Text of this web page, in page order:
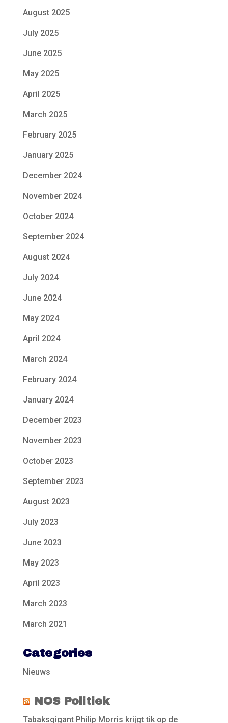
August 2025
July 2025
June 2025
May 2025
April 2025
March 2025
February 2025
January 2025
December 2024
November 2024
October 2024
September 2024
August 2024
July 2024
June 2024
May 2024
April 2024
March 2024
February 2024
January 2024
December 2023
November 2023
October 2023
September 2023
August 2023
July 2023
June 2023
May 2023
April 2023
March 2023
March 2021
Categories
Nieuws
NOS Politiek
Tabaksgigant Philip Morris krijgt tik op de